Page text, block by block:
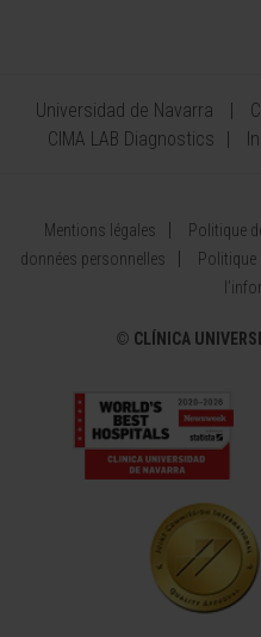
Universidad de Navarra
CIMA LAB Diagnostics
Mentions légales Politique
données personnelles
Politique
© CLÍNICA